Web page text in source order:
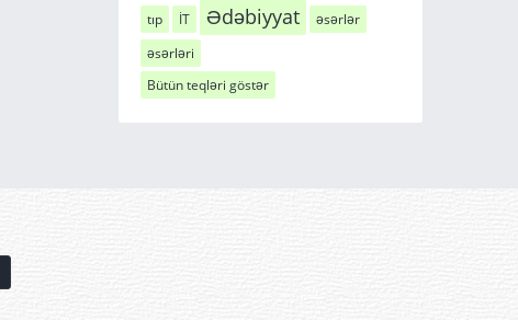
tıp İT Ədəbiyyat
əsərlər
əsərləri
Bütün teqləri göstər